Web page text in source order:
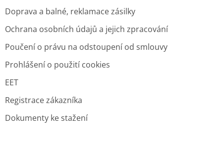
Doprava a balné, reklamace zásilky
Ochrana osobních údajů a jejich zpracování
Poučení o právu na odstoupení od smlouvy
Prohlášení o použití cookies
EET
Registrace zákazníka
Dokumenty ke stažení